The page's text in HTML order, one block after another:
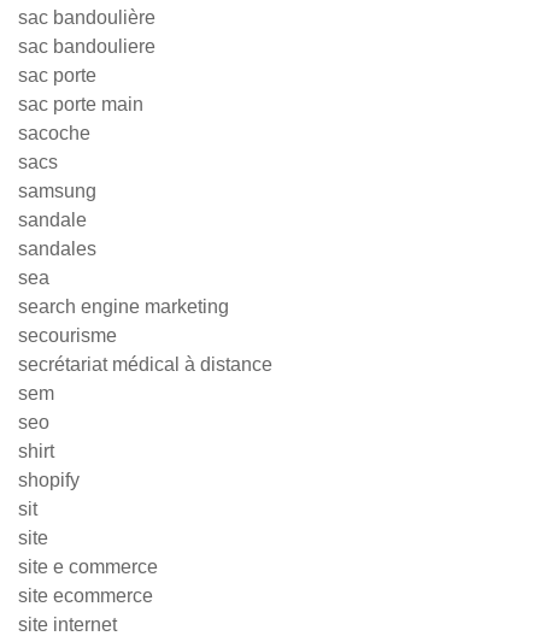
sac bandoulière
sac bandouliere
sac porte
sac porte main
sacoche
sacs
samsung
sandale
sandales
sea
search engine marketing
secourisme
secrétariat médical à distance
sem
seo
shirt
shopify
sit
site
site e commerce
site ecommerce
site internet